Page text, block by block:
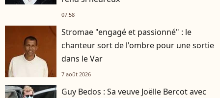
07:58
Stromae "engagé et passionné" : le
chanteur sort de l'ombre pour une sortie
dans le Var
7 août 2026
Guy Bedos : Sa veuve Joëlle Bercot avec